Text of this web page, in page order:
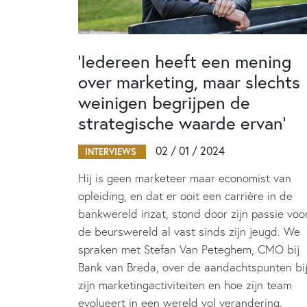
‘Iedereen heeft een mening
over marketing, maar slechts
weinigen begrijpen de
strategische waarde ervan’
INTERVIEWS 02 / 01 / 2024
Hij is geen marketeer maar economist van
opleiding, en dat er ooit een carrière in de
bankwereld inzat, stond door zijn passie
de beurswereld al vast sinds zijn jeugd. We
spraken met Stefan Van Peteghem, CMO bij
Bank van Breda, over de aandachtspunten bij
zijn marketingactiviteiten en hoe zijn team
evolueert in een wereld vol verandering.